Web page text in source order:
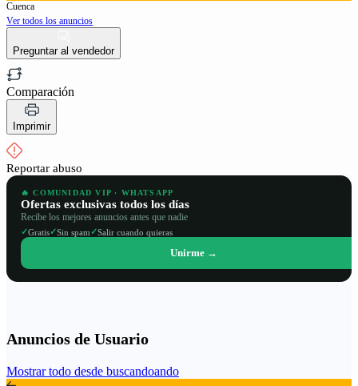
Cuenca
Ver todos los anuncios
Preguntar al vendedor
Comparación
Imprimir
Reportar abuso
🔥 COMUNIDAD VIP · WHATSAPP
Ofertas exclusivas todos los días
Recibe los mejores anuncios antes que nadie
✓Gratis✓Sin spam✓Salir cuando quieras
Unirme →
Anuncios de Usuario
Mostrar todo desde buscandoando